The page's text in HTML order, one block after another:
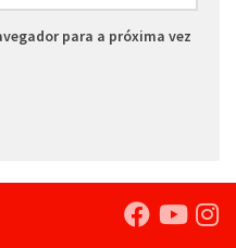
para a próxima vez